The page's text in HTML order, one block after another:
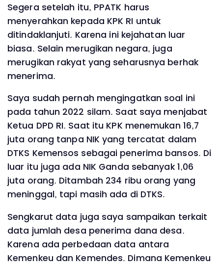
Segera setelah itu, PPATK harus
menyerahkan kepada KPK RI untuk
ditindaklanjuti. Karena ini kejahatan luar
biasa. Selain merugikan negara, juga
merugikan rakyat yang seharusnya berhak
menerima.
Saya sudah pernah mengingatkan soal ini
pada tahun 2022 silam. Saat saya menjabat
Ketua DPD RI. Saat itu KPK menemukan 16,7
juta orang tanpa NIK yang tercatat dalam
DTKS Kemensos sebagai penerima bansos. Di
luar itu juga ada NIK Ganda sebanyak 1,06
juta orang. Ditambah 234 ribu orang yang
meninggal, tapi masih ada di DTKS.
Sengkarut data juga saya sampaikan terkait
data jumlah desa penerima dana desa.
Karena ada perbedaan data antara
Kemenkeu dan Kemendes. Dimana Kemenkeu